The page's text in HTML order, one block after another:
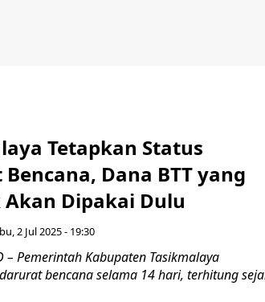
Tetapkan Status
Dana BTT yang
Dipakai Dulu
2 Jul 2025 - 19:30
– Pemerintah Kabupaten Tasikmalaya
bencana selama 14 hari, terhitung